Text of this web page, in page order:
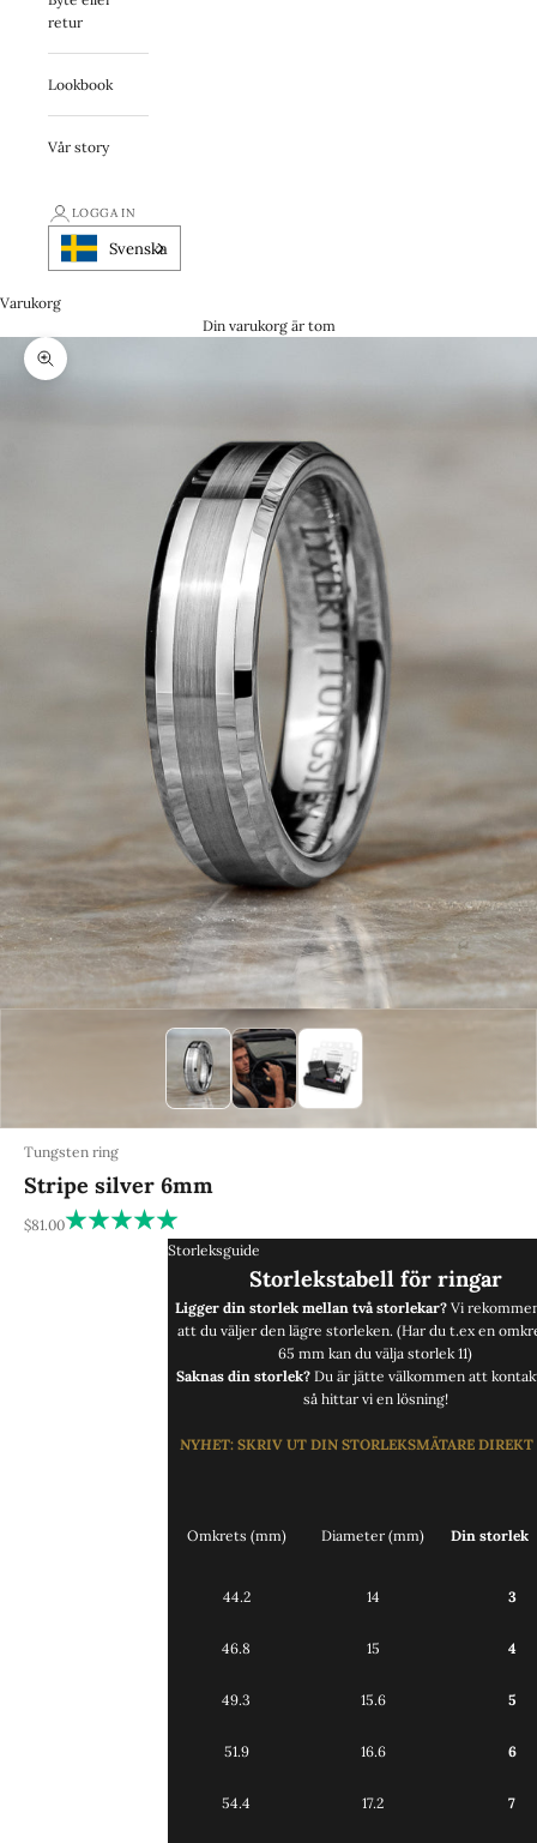
retur
Lookbook
Vår story
LOGGA IN
Svenska
Varukorg
Din varukorg är tom
Zooma
Tungsten ring
Stripe silver 6mm
REA-pris
$81.00
Storleksguide
Storlekstabell för ringar
Ligger din storlek mellan två storlekar? Vi
att du väljer den lägre storleken. (Har du t.ex en
65 mm kan du välja storlek 11)
Saknas din storlek?Du är jätte välkommen att
så hittar vi en lösning!
NYHET: SKRIV UT DIN STORLEKSMÄTARE DIREKT
Omkrets (mm) Diameter (mm) Din storlek
44.2 14 3
46.8 15 4
49.3 15.6 5
51.9 16.6 6
54.4 17.2 7